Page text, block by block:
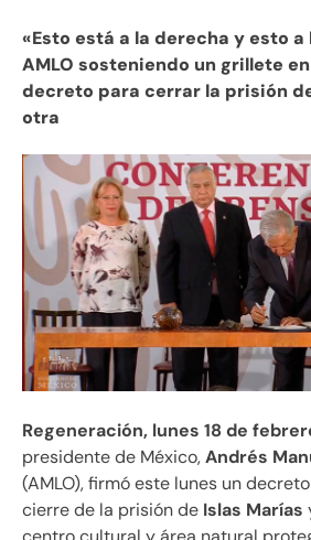
«Esto está a la derecha y esto
AMLO sosteniendo un grillete
decreto para cerrar la prisión
otra
Regeneración, lunes 18 de
presidente de México,Andrés
(AMLO), firmó este lunes un
cierre de la prisión de Islas Marías